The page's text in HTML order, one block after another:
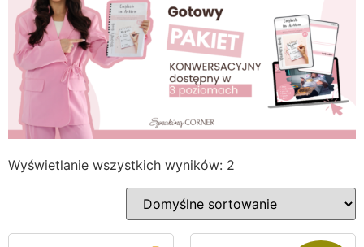
Wyświetlanie wszystkich wyników: 2